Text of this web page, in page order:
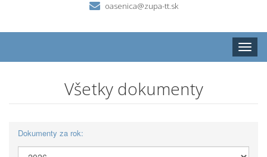
oasenica@zupa-tt.sk
Toggle
Všetky dokumenty
Dokumenty za rok: